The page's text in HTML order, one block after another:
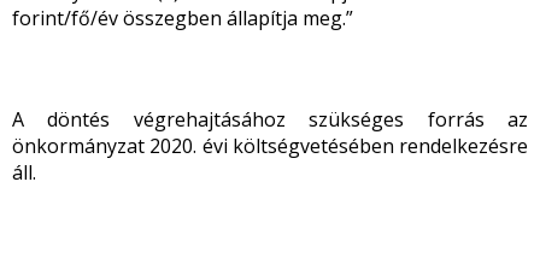
forint/fő/év összegben állapítja meg.”
A döntés végrehajtásához szükséges forrás az
önkormányzat 2020. évi költségvetésében rendelkezésre
áll.